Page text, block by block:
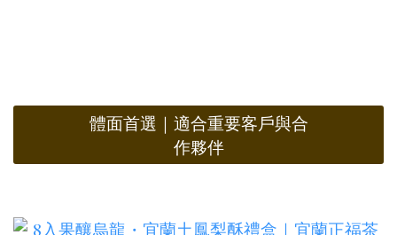
體面首選｜適合重要客戶與合
作夥伴